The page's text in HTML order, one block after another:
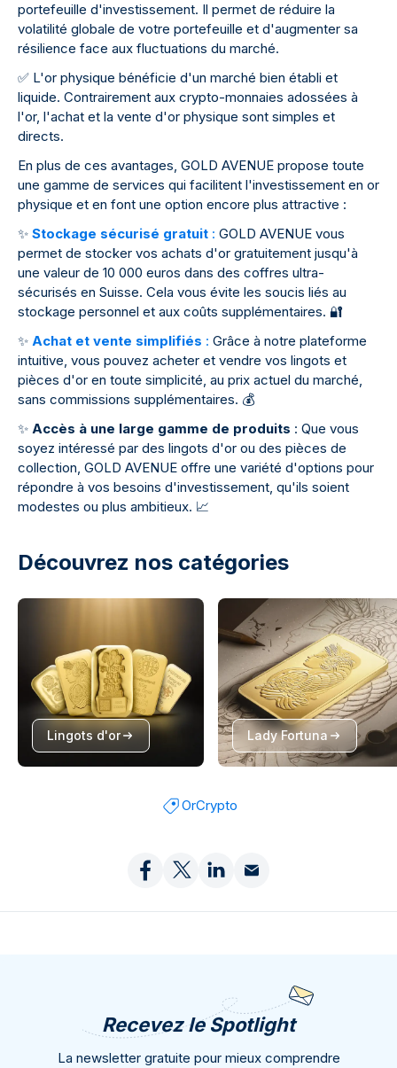
portefeuille d'investissement. Il permet de réduire la
volatilité globale de votre portefeuille et d'augmenter sa
résilience face aux fluctuations du marché.
✅ L'or physique bénéficie d'un marché bien établi et
liquide. Contrairement aux crypto-monnaies adossées à
l'or, l'achat et la vente d'or physique sont simples et
directs.
En plus de ces avantages, GOLD AVENUE propose toute
une gamme de services qui facilitent l'investissement en or
physique et en font une option encore plus attractive :
✨ Stockage sécurisé gratuit : GOLD AVENUE vous
permet de stocker vos achats d'or gratuitement jusqu'à
une valeur de 10 000 euros dans des coffres ultra-
sécurisés en Suisse. Cela vous évite les soucis liés au
stockage personnel et aux coûts supplémentaires. 🔐
✨ Achat et vente simplifiés : Grâce à notre plateforme
intuitive, vous pouvez acheter et vendre vos lingots et
pièces d'or en toute simplicité, au prix actuel du marché,
sans commissions supplémentaires. 💰
✨ Accès à une large gamme de produits : Que vous
soyez intéressé par des lingots d'or ou des pièces de
collection, GOLD AVENUE offre une variété d'options pour
répondre à vos besoins d'investissement, qu'ils soient
modestes ou plus ambitieux. 📈
Découvrez nos catégories
Lingots d'or Lady Fortuna
OrCrypto
Recevez le Spotlight
La newsletter gratuite pour mieux comprendre